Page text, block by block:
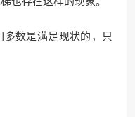
数是满足现状的，只